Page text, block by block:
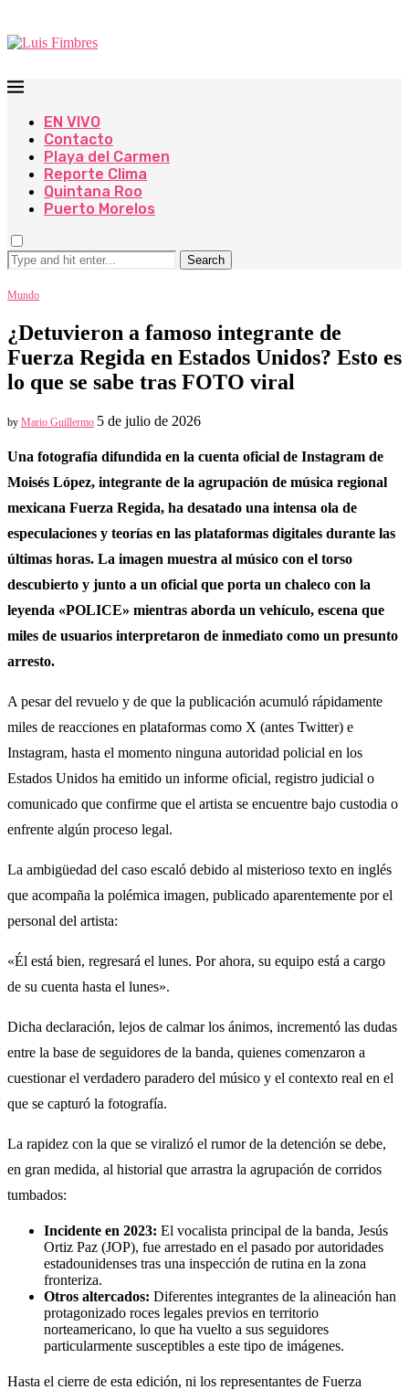
EN VIVO
Contacto
Playa del Carmen
Reporte Clima
Quintana Roo
Puerto Morelos
Search
Mundo
¿Detuvieron a famoso integrante de
Fuerza Regida en Estados Unidos? Esto es
lo que se sabe tras FOTO viral
by Mario Guillermo 5 de julio de 2026
Una fotografía difundida en la cuenta oficial de Instagram de
Moisés López, integrante de la agrupación de música regional
mexicana Fuerza Regida, ha desatado una intensa ola de
especulaciones y teorías en las plataformas digitales durante las
últimas horas. La imagen muestra al músico con el torso
descubierto y junto a un oficial que porta un chaleco con la
leyenda «POLICE» mientras aborda un vehículo, escena que
miles de usuarios interpretaron de inmediato como un presunto
arresto.
A pesar del revuelo y de que la publicación acumuló rápidamente
miles de reacciones en plataformas como X (antes Twitter) e
Instagram, hasta el momento ninguna autoridad policial en los
Estados Unidos ha emitido un informe oficial, registro judicial o
comunicado que confirme que el artista se encuentre bajo custodia o
enfrente algún proceso legal.
La ambigüedad del caso escaló debido al misterioso texto en inglés
que acompaña la polémica imagen, publicado aparentemente por el
personal del artista:
«Él está bien, regresará el lunes. Por ahora, su equipo está a cargo
de su cuenta hasta el lunes».
Dicha declaración, lejos de calmar los ánimos, incrementó las dudas
entre la base de seguidores de la banda, quienes comenzaron a
cuestionar el verdadero paradero del músico y el contexto real en el
que se capturó la fotografía.
La rapidez con la que se viralizó el rumor de la detención se debe,
en gran medida, al historial que arrastra la agrupación de corridos
tumbados:
Incidente en 2023: El vocalista principal de la banda, Jesús
Ortiz Paz (JOP), fue arrestado en el pasado por autoridades
estadounidenses tras una inspección de rutina en la zona
fronteriza.
Otros altercados: Diferentes integrantes de la alineación han
protagonizado roces legales previos en territorio
norteamericano, lo que ha vuelto a sus seguidores
particularmente susceptibles a este tipo de imágenes.
Hasta el cierre de esta edición, ni los representantes de Fuerza